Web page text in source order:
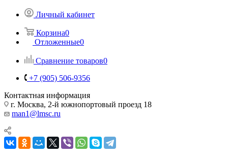
Личный кабинет
Корзина0
Отложенные0
Сравнение товаров0
+7 (905) 506-9356
Контактная информация
г. Москва, 2-й южнопортовый проезд 18
man1@lmsc.ru